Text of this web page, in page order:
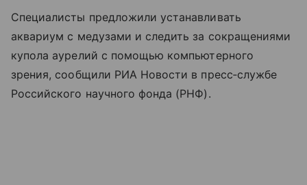
Специалисты предложили устанавливать
аквариум с медузами и следить за сокращениями
купола аурелий с помощью компьютерного
зрения, сообщили РИА Новости в пресс‑службе
Российского научного фонда (РНФ).